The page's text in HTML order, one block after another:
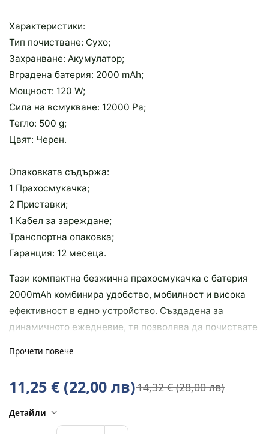
Характеристики:
Тип почистване: Сухо;
Захранване: Акумулатор;
Вградена батерия: 2000 mAh;
Мощност: 120 W;
Сила на всмукване: 12000 Pa;
Тегло: 500 g;
Цвят: Черен.
Опаковката съдържа:
1 Прахосмукачка;
2 Приставки;
1 Кабел за зареждане;
Транспортна опаковка;
Гаранция: 12 месеца.
Тази компактна безжична прахосмукачка с батерия
2000mAh комбинира удобство, мобилност и висока
ефективност в едно устройство. Създадена за
динамичното ежедневие, тя позволява да почиствате
или тежки уреди. Независимо дали се справяте с
предлага надеждна всмукателна сила в компактно
тяло.
Прочети повече
11,25 € (22,00 лв)14,32 € (28,00 лв)
Детайли